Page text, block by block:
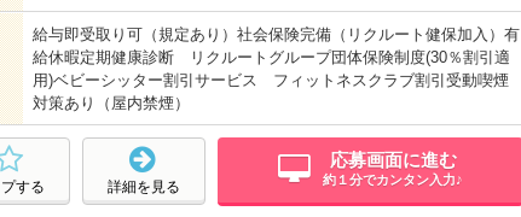
給与即受取り可（規定あり）社会保険完備（リクルート健保加入）有
給休暇定期健康診断 リクルートグループ団体保険制度(30％割引適
用)ベビーシッター割引サービス フィットネスクラブ割引受動喫煙
対策あり（屋内禁煙）
応募画面に進む
約１分でカンタン入力♪
詳細を見る
する